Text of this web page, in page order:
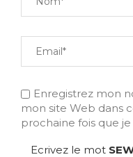
Enregistrez mon
mon site Web dans
prochaine fois que
Ecrivez le mot